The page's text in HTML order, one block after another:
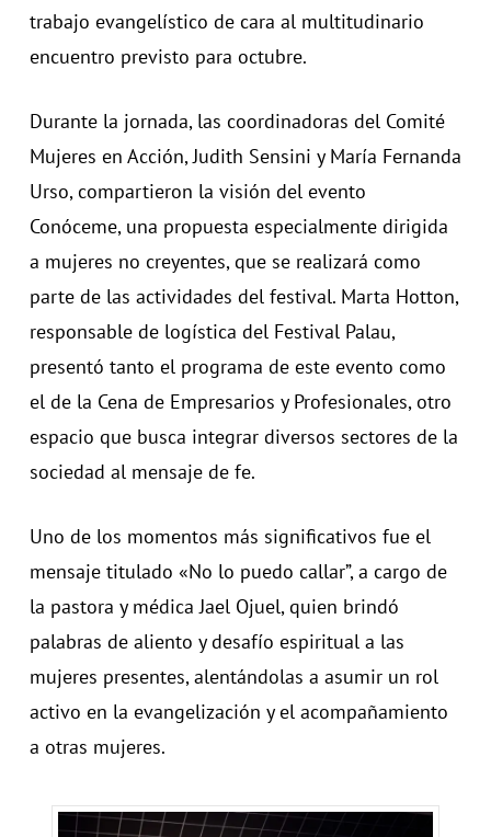
trabajo evangelístico de cara al multitudinario
encuentro previsto para octubre.
Durante la jornada, las coordinadoras del Comité
Mujeres en Acción, Judith Sensini y María Fernanda
Urso, compartieron la visión del evento
Conóceme, una propuesta especialmente dirigida
a mujeres no creyentes, que se realizará como
parte de las actividades del festival. Marta Hotton,
responsable de logística del Festival Palau,
presentó tanto el programa de este evento como
el de la Cena de Empresarios y Profesionales, otro
espacio que busca integrar diversos sectores de la
sociedad al mensaje de fe.
Uno de los momentos más significativos fue el
mensaje titulado «No lo puedo callar”, a cargo de
la pastora y médica Jael Ojuel, quien brindó
palabras de aliento y desafío espiritual a las
mujeres presentes, alentándolas a asumir un rol
activo en la evangelización y el acompañamiento
a otras mujeres.